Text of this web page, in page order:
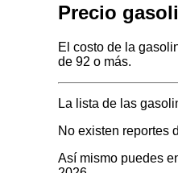
Precio
El costo de la
de 92 o más.
La lista de las
No existen reportes
Así mismo puedes